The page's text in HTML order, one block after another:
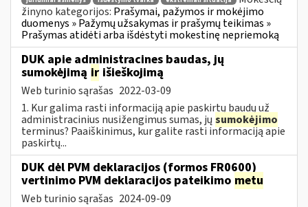
žinyno kategorijos: Prašymai, pažymos ir mokėjimo
duomenys » Pažymų užsakymas ir prašymų teikimas »
Prašymas atidėti arba išdėstyti mokestinę nepriemoką
DUK apie administracines baudas, jų
sumokėjimą ir išieškojimą
Web turinio sąrašas 2022-03-09
1. Kur galima rasti informaciją apie paskirtų baudų už
administracinius nusižengimus sumas, jų sumokėjimo
terminus? Paaiškinimus, kur galite rasti informaciją apie
paskirtų...
DUK dėl PVM deklaracijos (formos FR0600)
vertinimo PVM deklaracijos pateikimo metu
Web turinio sąrašas 2024-09-09